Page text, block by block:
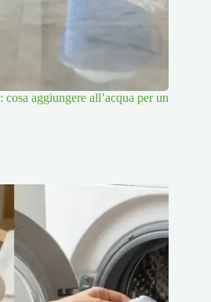
aggiungere all’acqua per un